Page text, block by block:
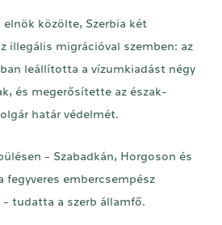
elnök közölte, Szerbia két
illegális migrációval szemben: az
leállította a vízumkiadást négy
és megerősítette az észak-
határ védelmét.
- Szabadkán, Horgoson és
fegyveres embercsempész
tudatta a szerb államfő.